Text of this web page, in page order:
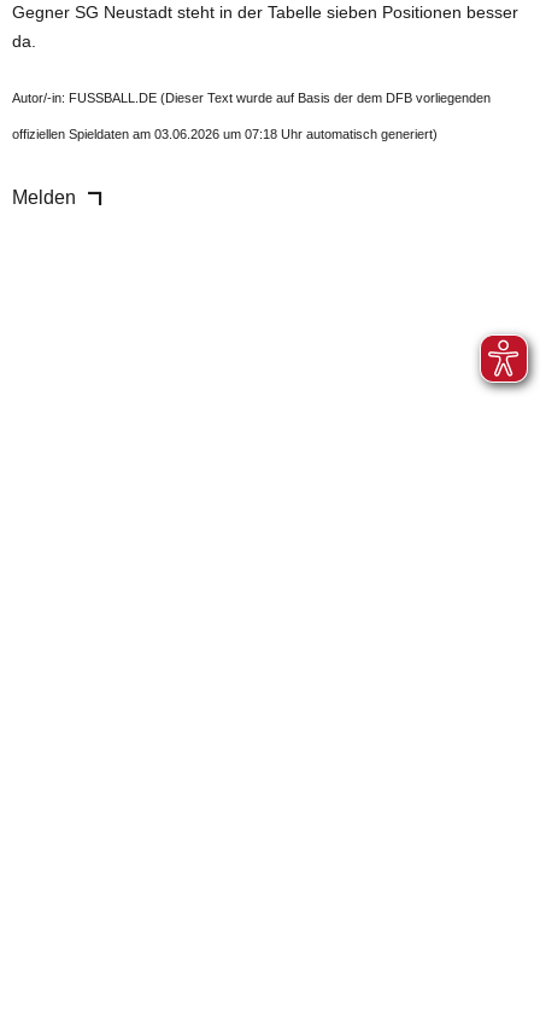
Gegner SG Neustadt steht in der Tabelle sieben Positionen besser
da.
Autor/-in: FUSSBALL.DE (Dieser Text wurde auf Basis der dem DFB vorliegenden
offiziellen Spieldaten am 03.06.2026 um 07:18 Uhr automatisch generiert)
Melden